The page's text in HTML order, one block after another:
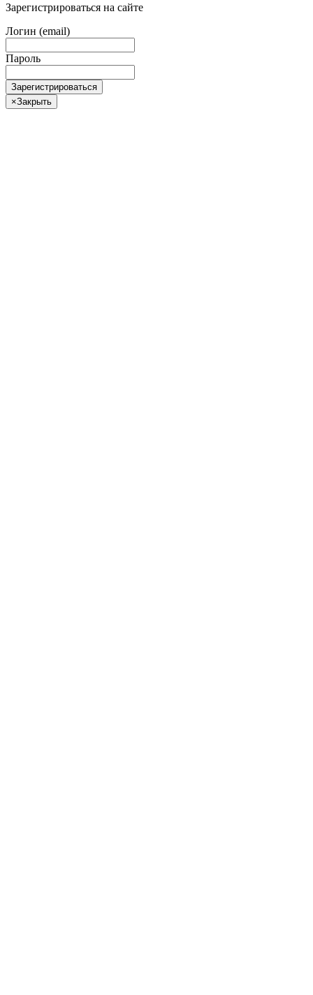
Зарегистрироваться на сайте
Логин (email)
Пароль
Зарегистрироваться
×Закрыть